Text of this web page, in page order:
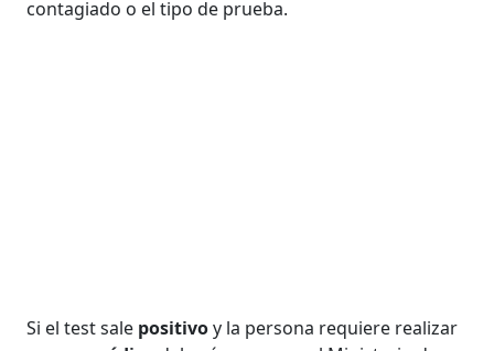
contagiado o el tipo de prueba.
Si el test sale positivoy la persona requiere realizar